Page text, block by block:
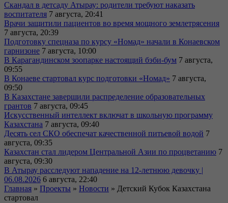
Скандал в детсаду Атырау: родители требуют наказать
воспитателя 7 августа, 20:41
Врачи защитили пациентов во время мощного землетрясения
7 августа, 20:39
Подготовку спецназа по курсу «Номад» начали в Конаевском
гарнизоне 7 августа, 10:00
В Карагандинском зоопарке настоящий бэби-бум 7 августа,
09:55
В Конаеве стартовал курс подготовки «Номад» 7 августа,
09:50
В Казахстане завершили распределение образовательных
грантов 7 августа, 09:45
Искусственный интеллект включат в школьную программу
Казахстана 7 августа, 09:40
Десять сел СКО обеспечат качественной питьевой водой 7
августа, 09:35
Казахстан стал лидером Центральной Азии по процветанию 7
августа, 09:30
В Атырау расследуют нападение на 12-летнюю девочку |
06.08.2026 6 августа, 22:40
Главная » Проекты » Новости » Детский Кубок Казахстана
стартовал